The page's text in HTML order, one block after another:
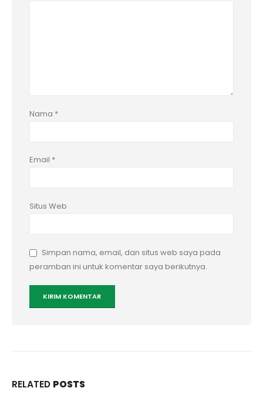
Nama *
Email *
Situs Web
Simpan nama, email, dan situs web saya pada
peramban ini untuk komentar saya berikutnya.
RELATED POSTS